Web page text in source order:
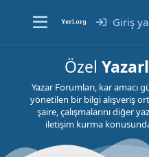
Giriş
Özel
Yazar Forumları, kar amacı
yönetilen bir bilgi alışveriş
şaire, çalışmalarını diğer
iletişim kurma konusunda